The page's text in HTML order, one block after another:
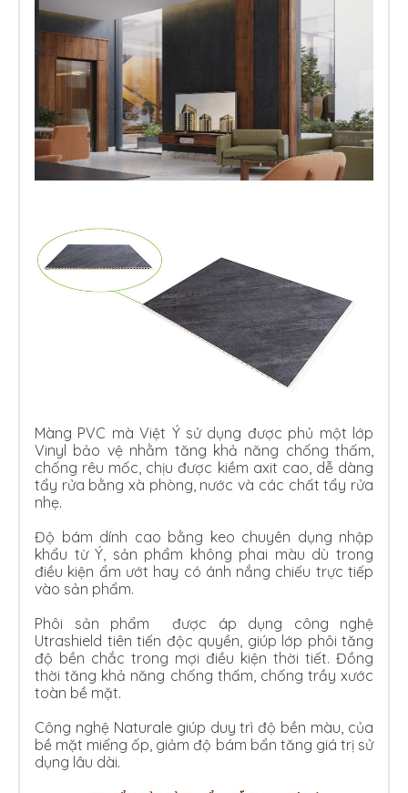
Màng PVC mà Việt Ý sử dụng được phủ một lớp
Vinyl bảo vệ nhằm tăng khả năng chống thấm,
chống rêu mốc, chịu được kiềm axit cao, dễ dàng
tẩy rửa bằng xà phòng, nước và các chất tẩy rửa
nhẹ.
Độ bám dính cao bằng keo chuyên dụng nhập
khẩu từ Ý, sản phẩm không phai màu dù trong
điều kiện ẩm ướt hay có ánh nắng chiếu trực tiếp
vào sản phẩm.
Phôi sản phẩm được áp dụng công nghệ
Utrashield tiên tiến độc quyền, giúp lớp phôi tăng
độ bền chắc trong mợi điều kiện thời tiết. Đồng
thời tăng khả năng chống thấm, chống trầy xước
toàn bề mặt.
Công nghệ Naturale giúp duy trì độ bền màu, của
bề mặt miếng ốp, giảm độ bám bẩn tăng giá trị sử
dụng lâu dài.